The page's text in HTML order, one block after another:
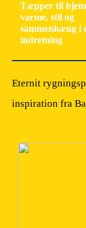
Tæpper til
varme, stil og
sammenhæng i
indretning
Eternit
inspiration fra